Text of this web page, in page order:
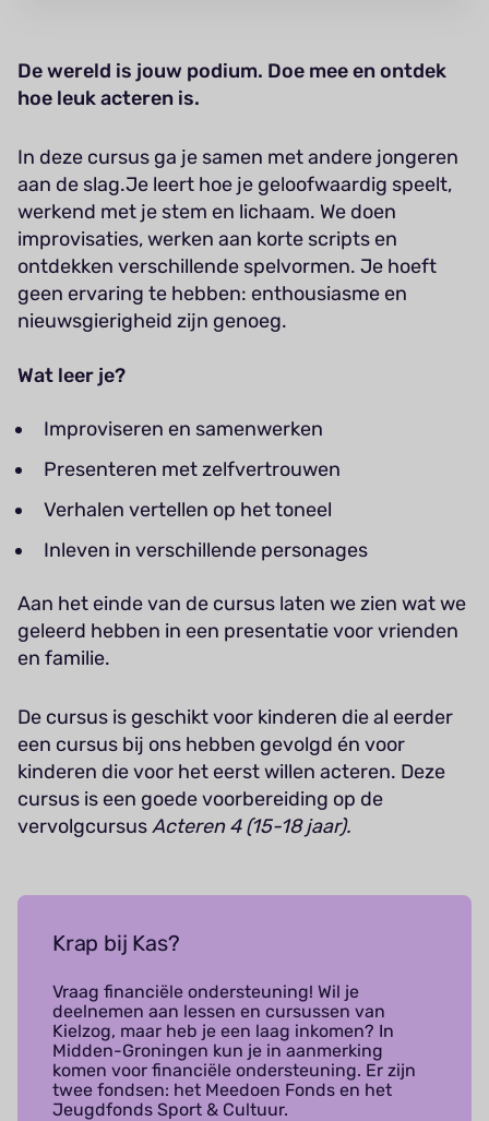
De wereld is jouw podium. Doe mee en ontdek
hoe leuk acteren is.
In deze cursus ga je samen met andere jongeren
aan de slag.Je leert hoe je geloofwaardig speelt,
werkend met je stem en lichaam. We doen
improvisaties, werken aan korte scripts en
ontdekken verschillende spelvormen. Je hoeft
geen ervaring te hebben: enthousiasme en
nieuwsgierigheid zijn genoeg.
Wat leer je?
Improviseren en samenwerken
Presenteren met zelfvertrouwen
Verhalen vertellen op het toneel
Inleven in verschillende personages
Aan het einde van de cursus laten we zien wat we
geleerd hebben in een presentatie voor vrienden
en familie.
De cursus is geschikt voor kinderen die al eerder
een cursus bij ons hebben gevolgd én voor
kinderen die voor het eerst willen acteren. Deze
cursus is een goede voorbereiding op de
vervolgcursusActeren 4 (15-18 jaar).
Krap bij Kas?
Vraag financiële ondersteuning! Wil je
deelnemen aan lessen en cursussen van
Kielzog, maar heb je een laag inkomen? In
Midden-Groningen kun je in aanmerking
komen voor financiële ondersteuning. Er zijn
twee fondsen: het Meedoen Fonds en het
Jeugdfonds Sport & Cultuur.